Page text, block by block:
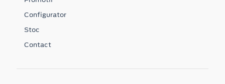
Configurator
Stoc
Contact